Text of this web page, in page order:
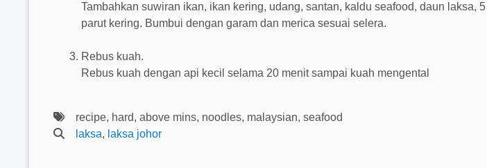
Tambahkan suwiran ikan, ikan kering, udang, santan, kaldu seafood, daun laksa,
parut kering. Bumbui dengan garam dan merica sesuai selera.
Rebus kuah.
Rebus kuah dengan api kecil selama 20 menit sampai kuah mengental
recipe, hard, above mins, noodles, malaysian, seafood
laksa, laksa johor